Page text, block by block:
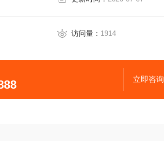
访问量： 1914
立即咨询